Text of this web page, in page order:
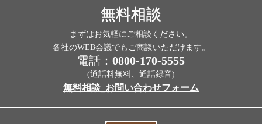
無料相談
まずはお気軽にご相談ください。
各社のWEB会議でもご商談いただけます。
電話： 0800-170-5555
(通話料無料、通話録音)
無料相談_お問い合わせフォーム